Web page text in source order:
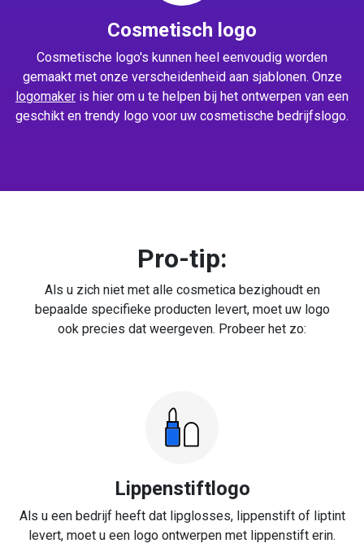
Cosmetisch logo
Cosmetische logo's kunnen heel eenvoudig worden
gemaakt met onze verscheidenheid aan sjablonen. Onze
logomaker is hier om u te helpen bij het ontwerpen van een
geschikt en trendy logo voor uw cosmetische bedrijfslogo.
Pro-tip:
Als u zich niet met alle cosmetica bezighoudt en
bepaalde specifieke producten levert, moet uw logo
ook precies dat weergeven. Probeer het zo:
Lippenstiftlogo
Als u een bedrijf heeft dat lipglosses, lippenstift of liptint
levert, moet u een logo ontwerpen met lippenstift erin.